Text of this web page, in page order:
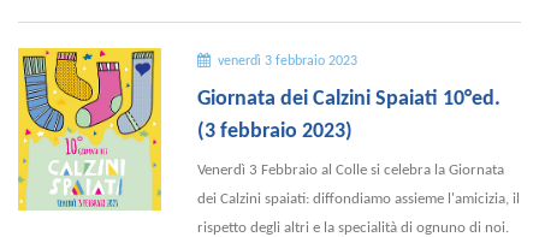
venerdì 3 febbraio 2023
Giornata dei Calzini Spaiati 10°ed.
(3 febbraio 2023)
Venerdì 3 Febbraio al Colle si celebra la Giornata
dei Calzini spaiati: diffondiamo assieme l'amicizia, il
rispetto degli altri e la specialità di ognuno di noi.